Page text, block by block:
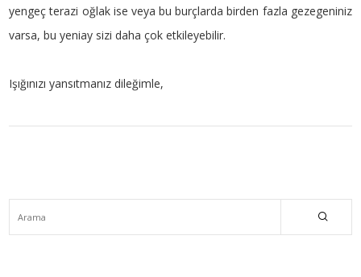
yengeç terazi oğlak ise veya bu burçlarda birden fazla gezegeniniz
varsa, bu yeniay sizi daha çok etkileyebilir.
Işığınızı yansıtmanız dileğimle,